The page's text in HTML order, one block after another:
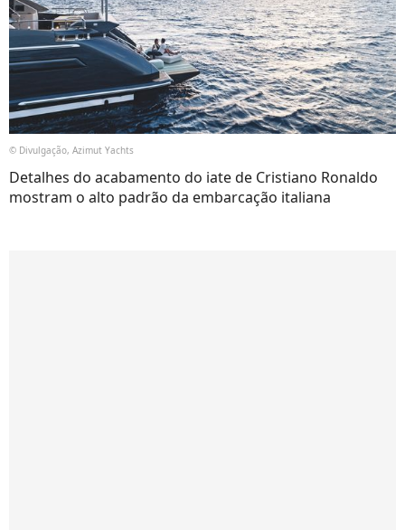
© Divulgação, Azimut Yachts
Detalhes do acabamento do iate de Cristiano Ronaldo
mostram o alto padrão da embarcação italiana